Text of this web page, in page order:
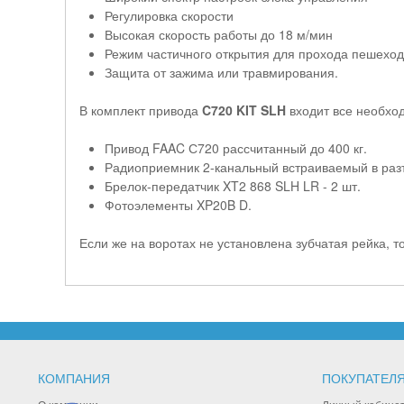
Регулировка скорости
Высокая скорость работы до 18 м/мин
Режим частичного открытия для прохода
Защита от зажима или травмирования.
В комплект привода C720 KIT SLH входит все
Привод FAAC С720 рассчитанный до 400 кг.
Радиоприемник 2-канальный встраиваемый в
Брелок-передатчик XT2 868 SLH LR - 2 шт.
Фотоэлементы XP20B D.
Если же на воротах не установлена зубчатая рейка,
КОМПАНИЯ